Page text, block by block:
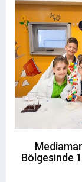
Bölgesinde